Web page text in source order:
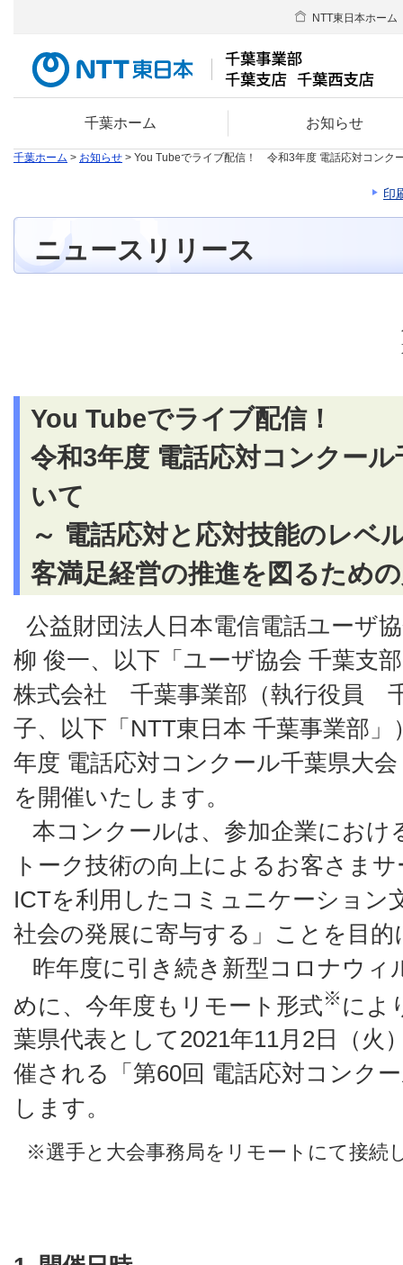
千葉ホーム お知らせ
NTT東日本ホーム
千葉ホーム > お知らせ > You Tubeでライブ配信！ 令和3年度 電話応対コンク
印
ニュースリリース
You Tubeでライブ配信！
令和3年度 電話応対コンクー
いて
～ 電話応対と応対技能のレベ
客満足経営の推進を図るため
公益財団法人日本電信電話ユーザ
柳 俊一、以下「ユーザ協会 千葉支
株式会社 千葉事業部（執行役員
子、以下「NTT東日本 千葉事業部
年度 電話応対コンクール千葉県大
を開催いたします。
本コンクールは、参加企業におけ
トーク技術の向上によるお客さま
ICTを利用したコミュニケーション
社会の発展に寄与する」ことを目
昨年度に引き続き新型コロナウィ
めに、今年度もリモート形式※ によ
葉県代表として2021年11月2日（火
催される「第60回 電話応対コンク
します。
※選手と大会事務局をリモートにて接続